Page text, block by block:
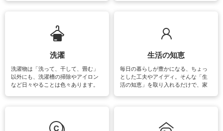
洗濯
洗濯物は「洗って、干して、畳む」
以外にも、洗濯槽の掃除やアイロン
など日々やることは色々あります。
マットなどの大きな洗濯物も、正し
生活の知恵
毎日の暮らしが豊かになる、ちょっ
とした工夫やアイディ。そんな「生
活の知恵」を取り入れるだけで、家